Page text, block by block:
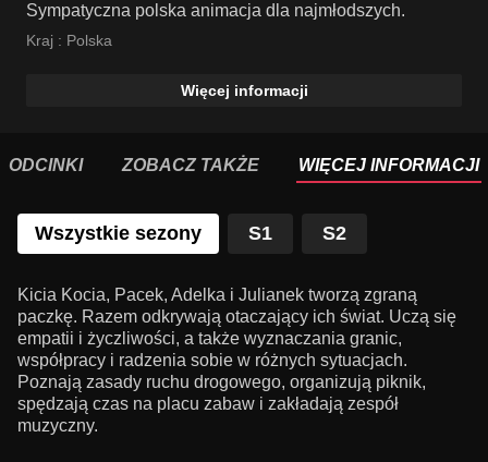
Sympatyczna polska animacja dla najmłodszych.
Kraj : Polska
Więcej informacji
ODCINKI ZOBACZ TAKŻE WIĘCEJ INFORMACJI
Wszystkie sezony S1 S2
Kicia Kocia, Pacek, Adelka i Julianek tworzą zgraną
paczkę. Razem odkrywają otaczający ich świat. Uczą się
empatii i życzliwości, a także wyznaczania granic,
współpracy i radzenia sobie w różnych sytuacjach.
Poznają zasady ruchu drogowego, organizują piknik,
spędzają czas na placu zabaw i zakładają zespół
muzyczny.